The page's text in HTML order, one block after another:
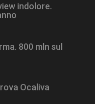
indolore.
800 mln sul
Ocaliva